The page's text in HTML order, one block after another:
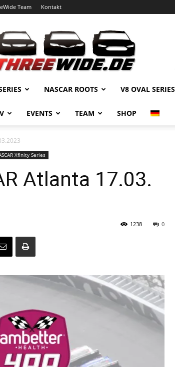
Team Kontakt
NASCAR ROOTS V8 OVAL SERIES
EVENTS TEAM SHOP
Xfinity Series
Atlanta 17.03.
0
1238